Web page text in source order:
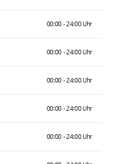
00:00 - 24:00 Uhr
00:00 - 24:00 Uhr
00:00 - 24:00 Uhr
00:00 - 24:00 Uhr
00:00 - 24:00 Uhr